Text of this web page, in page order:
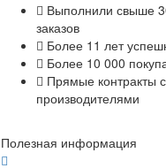
Выполнили свыше
заказов
Более 11 лет
Более 10 000
Прямые контракты с
производителями
Полезная информация